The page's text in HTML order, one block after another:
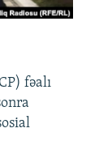
fəalı